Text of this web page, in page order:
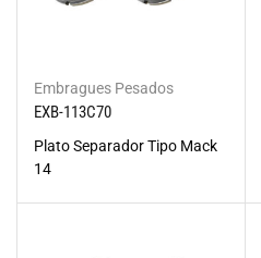
Embragues Pesados
EXB-113C70
Plato Separador Tipo Mack
14